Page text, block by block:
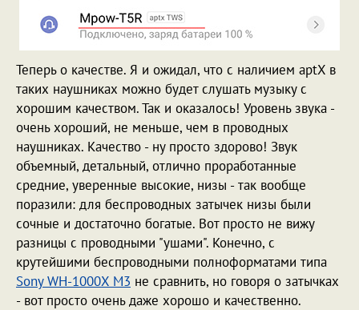
Теперь о качестве. Я и ожидал, что с наличием aptX в
таких наушниках можно будет слушать музыку с
хорошим качеством. Так и оказалось! Уровень звука -
очень хороший, не меньше, чем в проводных
наушниках. Качество - ну просто здорово! Звук
объемный, детальный, отлично проработанные
средние, уверенные высокие, низы - так вообще
поразили: для беспроводных затычек низы были
сочные и достаточно богатые. Вот просто не вижу
разницы с проводными "ушами". Конечно, с
крутейшими беспроводными полноформатами типа
Sony WH-1000X M3 не сравнить, но говоря о затычках
- вот просто очень даже хорошо и качественно.